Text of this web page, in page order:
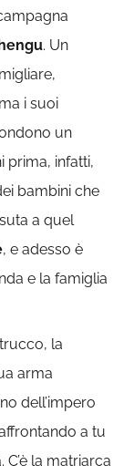
. Un
i suoi
un
prima, infatti,
bambini che
a quel
, e adesso è
e la famiglia
la
arma
dell’impero
a tu
la matriarca